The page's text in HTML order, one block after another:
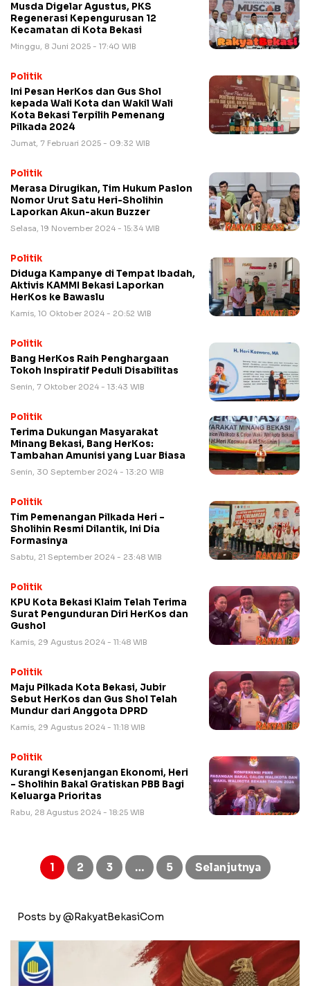
Musda Digelar Agustus, PKS
Regenerasi Kepengurusan 12
Kecamatan di Kota Bekasi
Minggu, 8 Juni 2025 - 17:40 WIB
Politik
Ini Pesan HerKos dan Gus Shol
kepada Wali Kota dan Wakil Wali
Kota Bekasi Terpilih Pemenang
Pilkada 2024
Jumat, 7 Februari 2025 - 09:32 WIB
Politik
Merasa Dirugikan, Tim Hukum Paslon
Nomor Urut Satu Heri-Sholihin
Laporkan Akun-akun Buzzer
Selasa, 19 November 2024 - 15:34 WIB
Politik
Diduga Kampanye di Tempat Ibadah,
Aktivis KAMMI Bekasi Laporkan
HerKos ke Bawaslu
Kamis, 10 Oktober 2024 - 20:52 WIB
Politik
Bang HerKos Raih Penghargaan
Tokoh Inspiratif Peduli Disabilitas
Senin, 7 Oktober 2024 - 13:43 WIB
Politik
Terima Dukungan Masyarakat
Minang Bekasi, Bang HerKos:
Tambahan Amunisi yang Luar Biasa
Senin, 30 September 2024 - 13:20 WIB
Politik
Tim Pemenangan Pilkada Heri –
Sholihin Resmi Dilantik, Ini Dia
Formasinya
Sabtu, 21 September 2024 - 23:48 WIB
Politik
KPU Kota Bekasi Klaim Telah Terima
Surat Pengunduran Diri HerKos dan
Gushol
Kamis, 29 Agustus 2024 - 11:48 WIB
Politik
Maju Pilkada Kota Bekasi, Jubir
Sebut HerKos dan Gus Shol Telah
Mundur dari Anggota DPRD
Kamis, 29 Agustus 2024 - 11:18 WIB
Politik
Kurangi Kesenjangan Ekonomi, Heri
– Sholihin Bakal Gratiskan PBB Bagi
Keluarga Prioritas
Rabu, 28 Agustus 2024 - 18:25 WIB
Paginasi
pos
1 2 3 … 5 Selanjutnya
Posts by @RakyatBekasiCom